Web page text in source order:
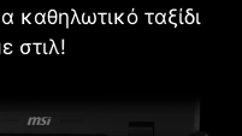
καθηλωτικό ταξίδι
στιλ!